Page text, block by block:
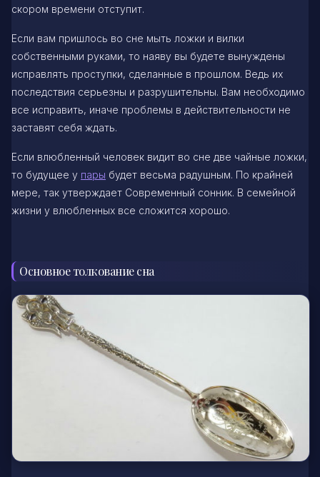
скором времени отступит.
Если вам пришлось во сне мыть ложки и вилки
собственными руками, то наяву вы будете вынуждены
исправлять проступки, сделанные в прошлом. Ведь их
последствия серьезны и разрушительны. Вам необходимо
все исправить, иначе проблемы в действительности не
заставят себя ждать.
Если влюбленный человек видит во сне две чайные ложки,
то будущее у пары будет весьма радушным. По крайней
мере, так утверждает Современный сонник. В семейной
жизни у влюбленных все сложится хорошо.
Основное толкование сна